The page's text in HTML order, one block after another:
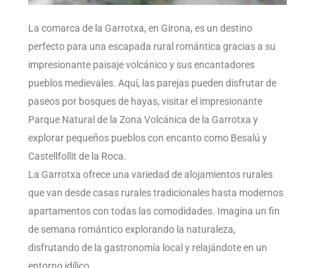
La comarca de la Garrotxa, en Girona, es un destino
perfecto para una escapada rural romántica gracias a su
impresionante paisaje volcánico y sus encantadores
pueblos medievales. Aquí, las parejas pueden disfrutar de
paseos por bosques de hayas, visitar el impresionante
Parque Natural de la Zona Volcánica de la Garrotxa y
explorar pequeños pueblos con encanto como Besalú y
Castellfollit de la Roca.
La Garrotxa ofrece una variedad de alojamientos rurales
que van desde casas rurales tradicionales hasta modernos
apartamentos con todas las comodidades. Imagina un fin
de semana romántico explorando la naturaleza,
disfrutando de la gastronomía local y relajándote en un